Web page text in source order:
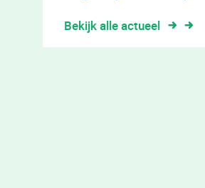
Bekijk alle actueel